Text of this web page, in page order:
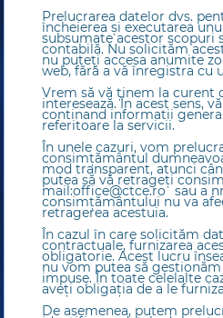
Prelucrarea datelor dvs.
încheierea și executarea
subsumate acestor scopuri
contabilă. Nu solicităm
nu puteți accesa anumite
web, fără a vă înregistra cu
Vrem să vă ținem la curent
interesează. În acest sens,
continand informatii
referitoare la servicii.
În unele cazuri, vom
consimțământul
mod transparent, atunci
putea să vă retrageți
mail:office@ctce.ro sau a
consimţământului nu va
retragerea acestuia.
În cazul în care solicităm
contractuale, furnizarea
obligatorie. Acest lucru
nu vom putea să
impuse. În toate celelalte
aveți obligația de a le
De asemenea, putem